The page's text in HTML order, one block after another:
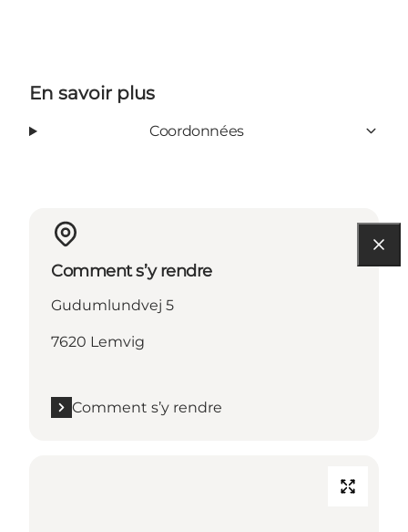
En savoir plus
Coordonnées
Comment s’y rendre
Gudumlundvej 5
7620 Lemvig
Comment s’y rendre